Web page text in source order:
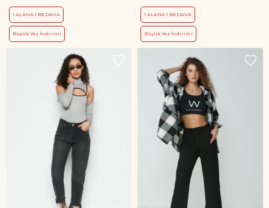
1 ALANA 1 BEDAVA
Büyük Yaz İndirimi
1 ALANA 1 BEDAVA
Büyük Yaz İndirimi